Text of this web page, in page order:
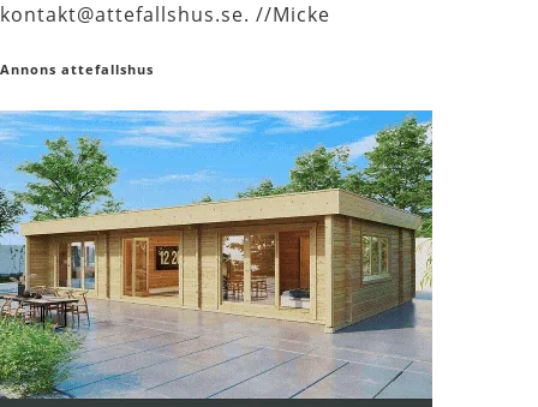
kontakt@attefallshus.se. //Micke
Annons attefallshus